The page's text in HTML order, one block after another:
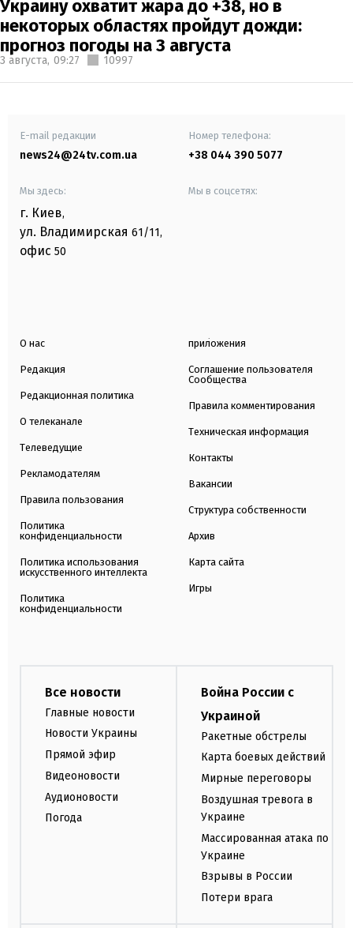
Украину охватит жара до +38, но в
некоторых областях пройдут дожди:
прогноз погоды на 3 августа
3 августа, 09:27 10997
E-mail редакции
news24@24tv.com.ua
Номер телефона:
+38 044 390 5077
Мы здесь:
г. Киев,
ул. Владимирская 61/11,
офис 50
Мы в соцсетях:
О нас
Редакция
Редакционная политика
О телеканале
Телеведущие
Рекламодателям
Правила пользования
Политика
конфиденциальности
Политика использования
искусственного интеллекта
Политика
конфиденциальности
приложения
Соглашение пользователя
Сообщества
Правила комментирования
Техническая информация
Контакты
Вакансии
Структура собственности
Архив
Карта сайта
Игры
Все новости
Главные новости
Новости Украины
Прямой эфир
Видеоновости
Аудионовости
Погода
Война России с
Украиной
Ракетные обстрелы
Карта боевых действий
Мирные переговоры
Воздушная тревога в
Украине
Массированная атака по
Украине
Взрывы в России
Потери врага